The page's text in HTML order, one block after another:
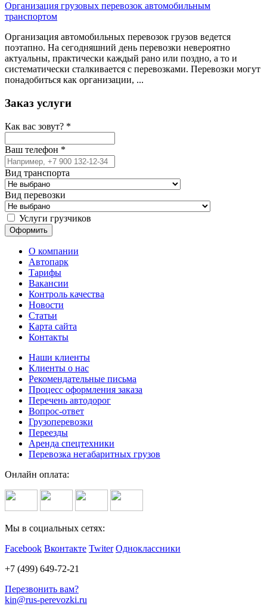
Организация грузовых перевозок автомобильным
транспортом
Организация автомобильных перевозок грузов ведется
поэтапно. На сегодняшний день перевозки невероятно
актуальны, практически каждый рано или поздно, а то и
систематически сталкивается с перевозками. Перевозки могут
понадобиться как организации, ...
Заказ услуги
Как вас зовут? *
Ваш телефон *
Вид транспорта
Вид перевозки
Услуги грузчиков
О компании
Автопарк
Тарифы
Вакансии
Контроль качества
Новости
Статьи
Карта сайта
Контакты
Наши клиенты
Клиенты о нас
Рекомендательные письма
Процесс оформления заказа
Перечень автодорог
Вопрос-ответ
Грузоперевозки
Переезды
Аренда спецтехники
Перевозка негабаритных грузов
Онлайн оплата:
Мы в социальных сетях:
Facebook Вконтакте Twiter Одноклассники
+7 (499) 649-72-21
Перезвонить вам?
kin@rus-perevozki.ru